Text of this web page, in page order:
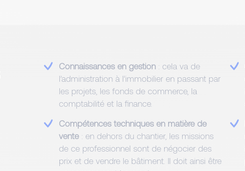
Connaissances en gestion : cela va de
l’administration à l’immobilier en passant par
les projets, les fonds de commerce, la
comptabilité et la finance.
Compétences techniques en matière de
vente : en dehors du chantier, les missions
de ce professionnel sont de négocier des
prix et de vendre le bâtiment. Il doit ainsi être